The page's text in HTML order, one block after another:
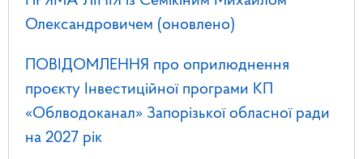
Олександровичем (оновлено)
ПОВІДОМЛЕННЯ про оприлюднення
проєкту Інвестиційної програми КП
«Облводоканал» Запорізької обласної ради
на 2027 рік